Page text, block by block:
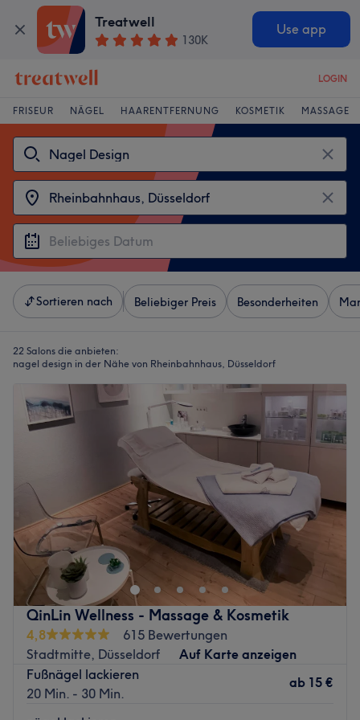
Treatwell
130K
Use app
LOGIN
FRISEUR NÄGEL HAARENTFERNUNG KOSMETIK MASSAGE
Sortieren nach Beliebiger Preis Besonderheiten
22 Salons die anbieten:
nagel design in der Nähe von Rheinbahnhaus, Düsseldorf
QinLin Wellness - Massage & Kosmetik
4,8
615 Bewertungen
Stadtmitte, Düsseldorf
Auf Karte anzeigen
Fußnägel lackieren
20 Min. - 30 Min.
ab 15 €